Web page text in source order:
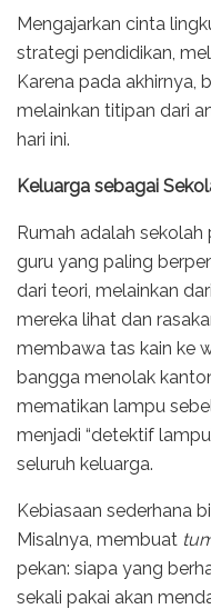
Mengajarkan cinta
strategi pendidikan,
Karena pada akhirnya,
melainkan titipan dari
hari ini.
Keluarga sebagai
Rumah adalah
guru yang paling
dari teori, melainkan
mereka lihat dan
membawa tas kain ke
bangga menolak
mematikan lampu
menjadi “detektif
seluruh keluarga.
Kebiasaan sederhana
Misalnya, membuat
pekan: siapa yang
sekali pakai akan